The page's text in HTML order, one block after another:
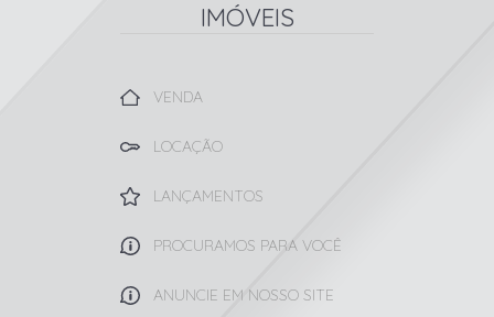
IMÓVEIS
VENDA
LOCAÇÃO
LANÇAMENTOS
PROCURAMOS PARA VOCÊ
ANUNCIE EM NOSSO SITE